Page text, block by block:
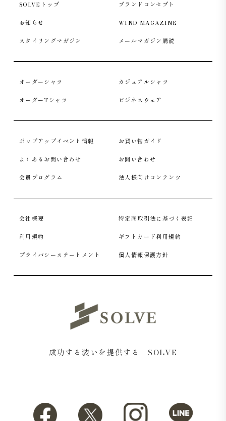
SOLVEトップ ブランドコンセプト
お知らせ WIND MAGAZINE
スタイリングマガジン メールマガジン購読
オーダーシャツ カジュアルシャツ
オーダーTシャツ ビジネスウェア
ポップアップイベント情報 お買い物ガイド
よくあるお問い合わせ お問い合わせ
会員プログラム 法人様向けコンテンツ
会社概要 特定商取引法に基づく表記
利用規約 ギフトカード利用規約
プライバシーステートメント 個人情報保護方針
成功する装いを提供する SOLVE